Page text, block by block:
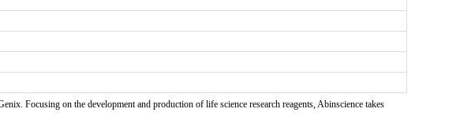
Focusing on the development and production of life science research reagents, Abinscience takes